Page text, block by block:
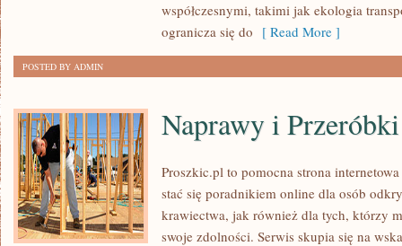
współczesnymi, takimi jak ekologia
ogranicza się do [ Read More ]
POSTED BY ADMIN
Naprawy i Przeróbki
Proszkic.pl to pomocna strona
stać się poradnikiem online dla osób
krawiectwa, jak również dla tych, którzy
swoje zdolności. Serwis skupia się na